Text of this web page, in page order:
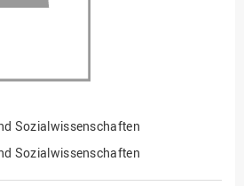
Sozialwissenschaften
Sozialwissenschaften